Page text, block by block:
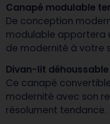
Canapé modulable
De conception
modulable apportera
de modernité à votre
Divan-lit déhoussable
Ce canapé
modernité avec son
résolument tendance.